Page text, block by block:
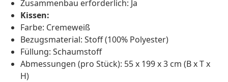
Zusammenbau erforderlich: Ja
Kissen:
Farbe: Cremeweiß
Bezugsmaterial: Stoff (100% Polyester)
Füllung: Schaumstoff
Abmessungen (pro Stück): 55 x 199 x 3 cm (B x T x
H)